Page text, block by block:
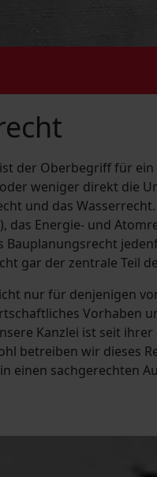
der Oberbegriff für
weniger direkt die
und das
das Energie- und
gar der zentrale Teil
nur für denjenigen
Vorhaben
Kanzlei ist seit
betreiben wir dieses
einen sachgerechten